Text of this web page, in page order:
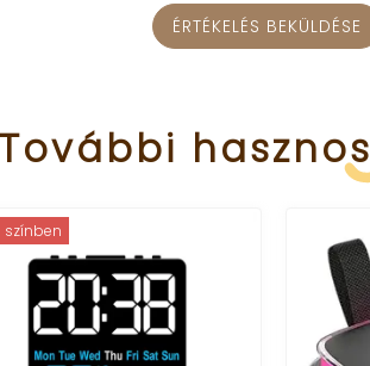
ÉRTÉKELÉS BEKÜLDÉSE
További hasznos